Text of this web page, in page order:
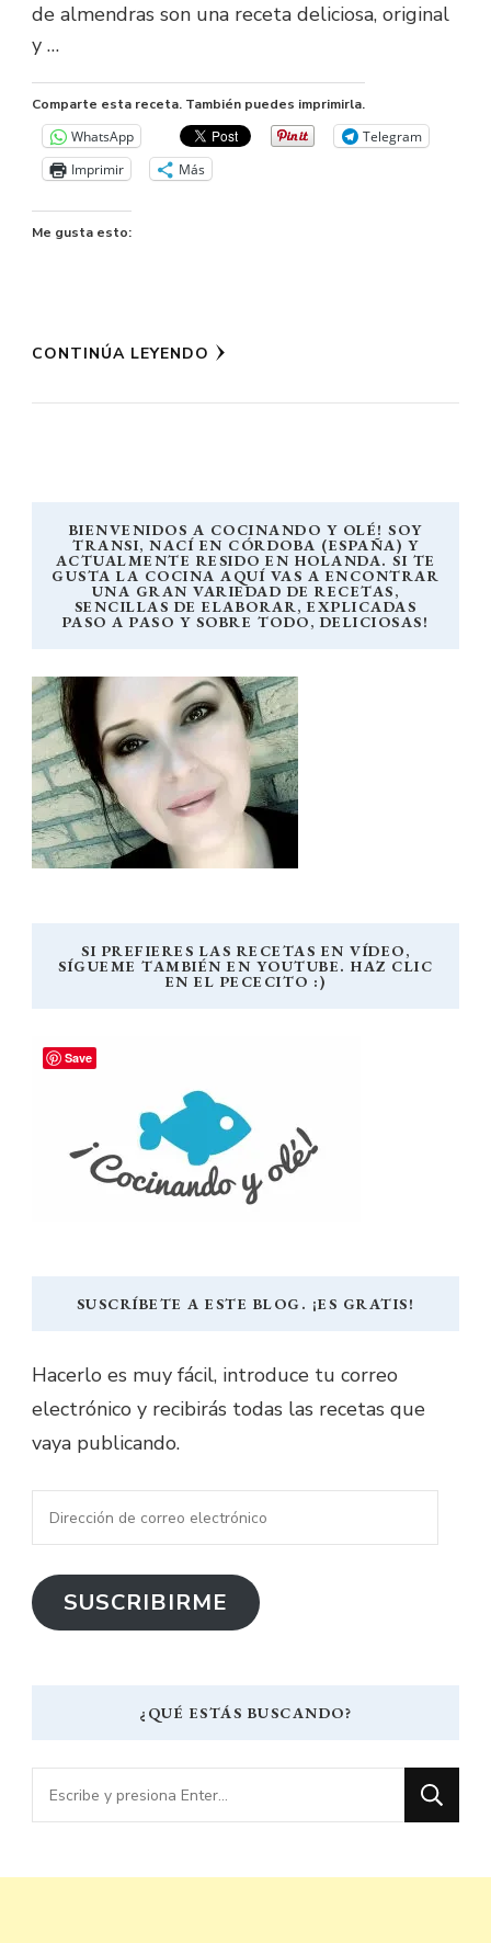
de almendras son una receta deliciosa, original
y …
Comparte esta receta. También puedes imprimirla.
WhatsApp
Telegram
Imprimir
Más
Me gusta esto:
CONTINÚA LEYENDO
BIENVENIDOS A COCINANDO Y OLÉ! SOY
TRANSI, NACÍ EN CÓRDOBA (ESPAÑA) Y
ACTUALMENTE RESIDO EN HOLANDA. SI TE
GUSTA LA COCINA AQUÍ VAS A ENCONTRAR
UNA GRAN VARIEDAD DE RECETAS,
SENCILLAS DE ELABORAR, EXPLICADAS
PASO A PASO Y SOBRE TODO, DELICIOSAS!
SI PREFIERES LAS RECETAS EN VÍDEO,
SÍGUEME TAMBIÉN EN YOUTUBE. HAZ CLIC
EN EL PECECITO :)
SUSCRÍBETE A ESTE BLOG. ¡ES GRATIS!
Hacerlo es muy fácil, introduce tu correo
electrónico y recibirás todas las recetas que
vaya publicando.
Dirección
de
correo
electrónico
SUSCRIBIRME
¿QUÉ ESTÁS BUSCANDO?
¿Buscas
algo?
Save